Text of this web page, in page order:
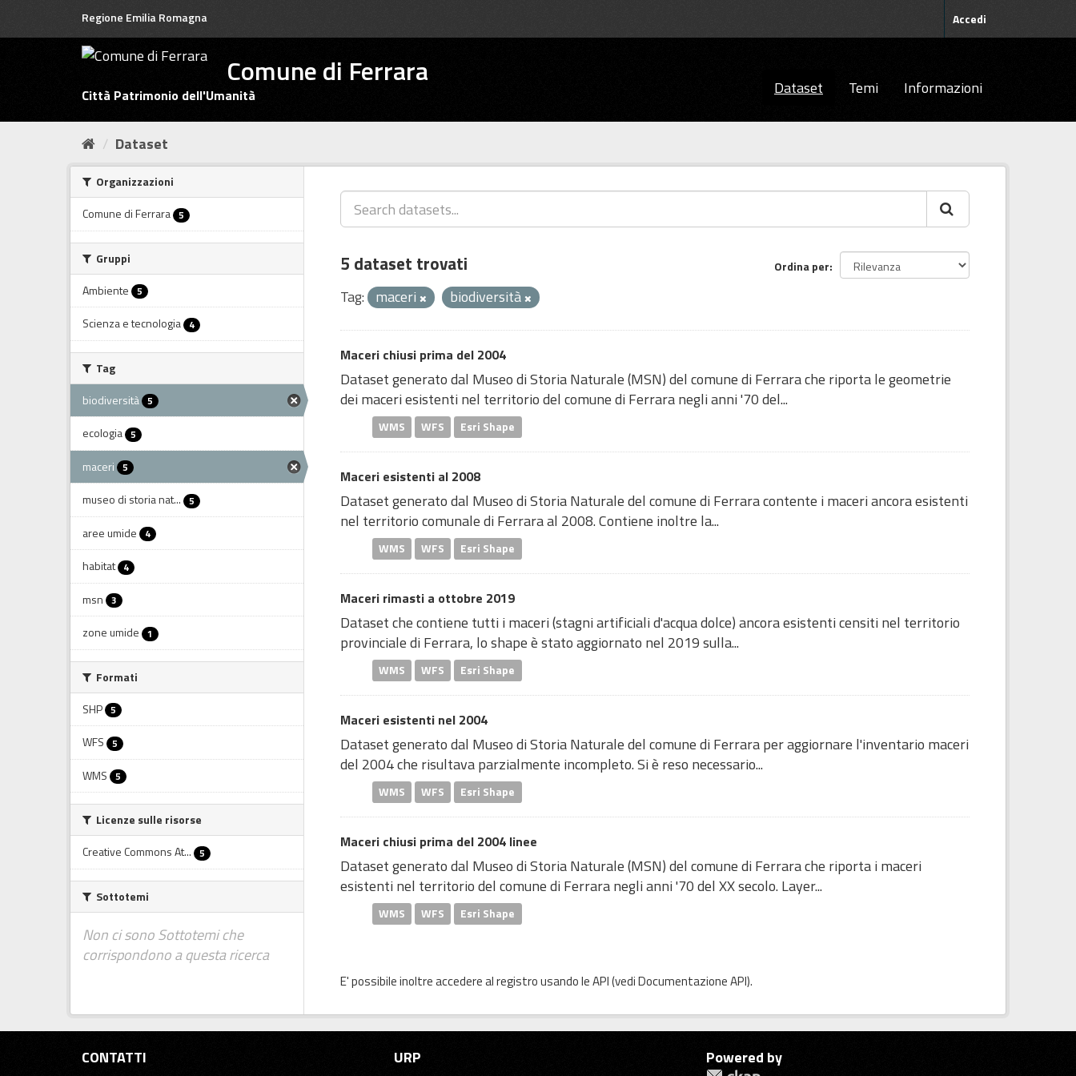
Regione Emilia Romagna Accedi
Comune di Ferrara
Città Patrimonio dell'Umanità Dataset Temi Informazioni
Dataset
Organizzazioni
Comune di Ferrara 5
Gruppi
Ambiente 5
Scienza e tecnologia 4
Tag
biodiversità 5
ecologia 5
maceri 5
museo di storia nat... 5
aree umide 4
habitat 4
msn 3
zone umide 1
Formati
SHP 5
WFS 5
WMS 5
Licenze sulle risorse
Creative Commons At... 5
Sottotemi
Non ci sono Sottotemi che
corrispondono a questa ricerca
Ordina per
5 dataset trovati
Tag: maceri biodiversità
Maceri chiusi prima del 2004
Dataset generato dal Museo di Storia Naturale (MSN) del comune di Ferrara che riporta le geometrie
dei maceri esistenti nel territorio del comune di Ferrara negli anni '70 del...
WMS WFS Esri Shape
Maceri esistenti al 2008
Dataset generato dal Museo di Storia Naturale del comune di Ferrara contente i maceri ancora esistenti
nel territorio comunale di Ferrara al 2008. Contiene inoltre la...
WMS WFS Esri Shape
Maceri rimasti a ottobre 2019
Dataset che contiene tutti i maceri (stagni artificiali d'acqua dolce) ancora esistenti censiti nel territorio
provinciale di Ferrara, lo shape è stato aggiornato nel 2019 sulla...
WMS WFS Esri Shape
Maceri esistenti nel 2004
Dataset generato dal Museo di Storia Naturale del comune di Ferrara per aggiornare l'inventario maceri
del 2004 che risultava parzialmente incompleto. Si è reso necessario...
WMS WFS Esri Shape
Maceri chiusi prima del 2004 linee
Dataset generato dal Museo di Storia Naturale (MSN) del comune di Ferrara che riporta i maceri
esistenti nel territorio del comune di Ferrara negli anni '70 del XX secolo. Layer...
WMS WFS Esri Shape
E' possibile inoltre accedere al registro usando leAPI(vediDocumentazione API).
CONTATTI
URP
Powered by